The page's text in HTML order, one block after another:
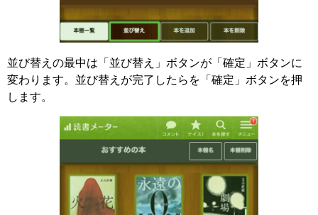
並び替えの最中は「並び替え」ボタンが「確定」ボタンに
変わります。並び替えが完了したらを「確定」ボタンを押
します。